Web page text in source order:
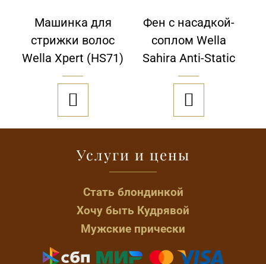
Машинка для
стрижки волос
Wella Xpert (HS71)

Фен с насадкой-
соплом Wella
Sahira Anti-Static

Услуги и цены
Стать блондинкой
Хочу быть Кудрявой
Мужские прически